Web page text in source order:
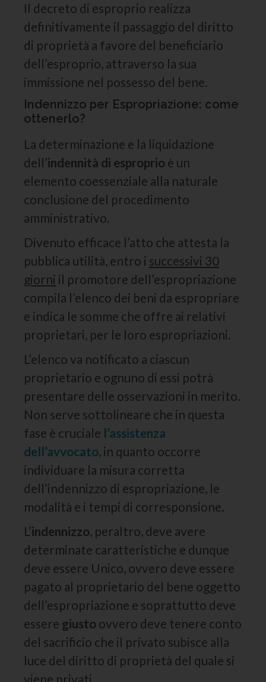
Il decreto di esproprio realizza
definitivamente il passaggio del diritto
di proprietà a favore del beneficiario
dell’esproprio, attraverso la sua
immissione nel possesso del bene.
Indennizzo per Espropriazione: come
ottenerlo?
La determinazione e la liquidazione
dell’indennità di esproprio è un
elemento coessenziale alla naturale
conclusione del procedimento
amministrativo.
Divenuto efficace l’atto che attesta la
pubblica utilità, entro i successivi 30
giorni il promotore dell’espropriazione
compila l’elenco dei beni da espropriare
e indica le somme che offre ai relativi
proprietari, per le loro espropriazioni.
L’elenco va notificato a ciascun
proprietario e ognuno di essi potrà
presentare delle osservazioni in merito.
Non serve sottolineare che in questa
fase è cruciale l’assistenza
dell’avvocato, in quanto occorre
individuare la misura corretta
dell’indennizzo di espropriazione, le
modalità e i tempi di corresponsione.
L’indennizzo, peraltro, deve avere
determinate caratteristiche e dunque
deve essere Unico, ovvero deve essere
pagato al proprietario del bene oggetto
dell’espropriazione e soprattutto deve
essere giusto ovvero deve tenere conto
del sacrificio che il privato subisce alla
luce del diritto di proprietà del quale si
viene privati.